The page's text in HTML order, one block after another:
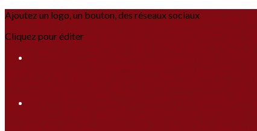
Ajoutez un logo, un bouton, des réseaux sociaux
Cliquez pour éditer